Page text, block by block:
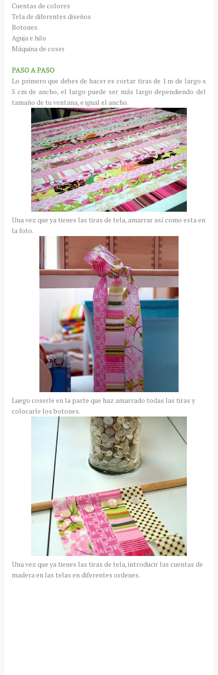
Cuentas de colores
Tela de diferentes diseños
Botones
Aguja e hilo
Máquina de coser
PASO A PASO
Lo primero que debes de hacer es cortar tiras de 1 m de largo x
5 cm de ancho, el largo puede ser más largo dependiendo del
tamaño de tu ventana, e igual el ancho.
Una vez que ya tienes las tiras de tela, amarrar así como esta en
la foto.
Luego coserle en la parte que haz amarrado todas las tiras y
colocarle los botones.
Una vez que ya tienes las tiras de tela, introducir las cuentas de
madera en las telas en diferentes ordenes.